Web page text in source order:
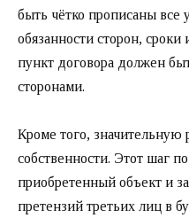
быть чётко прописаны все
обязанности сторон,
пункт договора должен
сторонами.
Кроме того, значительную
собственности. Этот шаг
приобретенный объект и
претензий третьих лиц в